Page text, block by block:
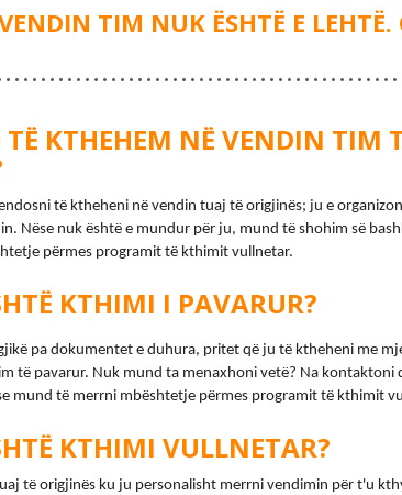
TIM NUK ËSHTË E LEHTË.
KTHEHEM NË VENDIN TIM
të ktheheni në vendin tuaj të origjinës; ju e
Nëse nuk është e mundur për ju, mund të shohim së
përmes programit të kthimit vullnetar.
KTHIMI I PAVARUR?
pa dokumentet e duhura, pritet që ju të ktheheni me
të pavarur. Nuk mund ta menaxhoni vetë? Na kontaktoni
mund të merrni mbështetje përmes programit të kthimit
KTHIMI VULLNETAR?
të origjinës ku ju personalisht merrni vendimin për t'u